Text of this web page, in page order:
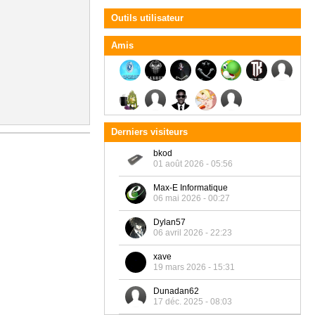
Outils utilisateur
Amis
Derniers visiteurs
bkod
01 août 2026 - 05:56
Max-E Informatique
06 mai 2026 - 00:27
Dylan57
06 avril 2026 - 22:23
xave
19 mars 2026 - 15:31
Dunadan62
17 déc. 2025 - 08:03